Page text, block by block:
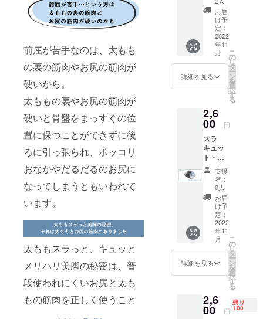
前屈が苦手なのは、太もも
の裏の筋肉やお尻の筋肉が
硬いから。
太ももの裏やお尻の筋肉が
硬いと骨盤をまっすぐの位
置に保つことができずに後
ろに引っ張られ、ポッコリ
おなかやだるだるのお尻に
なってしまうともいわれて
います。
太ももスラっと、キュッと
メリハリ美脚の秘密は、普
段使われにくいお尻と太も
もの筋肉を正しく使うこと
Fの
￥2,340
お届
け予
定：
2022
年11
月
詳細を見る
こ
の
リ
タ
ー
ン
を
選
択
す
る
2,6
00 円
スラ
キュッ
ト・ス
リッパ
１足支援
者：
0人
お届
け予
定：
2022
年11
月
詳細を見る
こ
の
リ
タ
ー
ン
を
選
択
す
る
2,6
00 円
残り
100